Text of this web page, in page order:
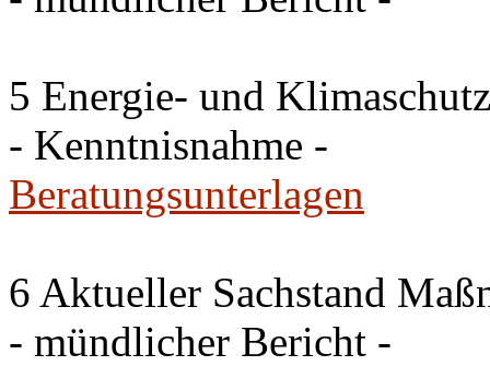
5 Energie- und
- Kenntnisnahme -
Beratungsunterlagen
6 Aktueller Sachstand
- mündlicher Bericht -